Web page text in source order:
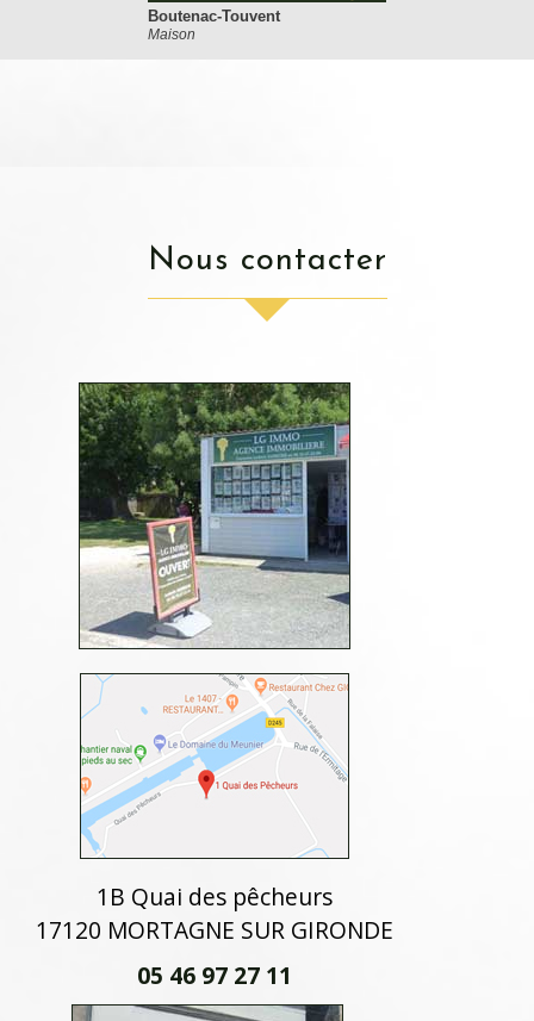
Boutenac-Touvent
Maison
nous contacter
1B Quai des pêcheurs
17120 MORTAGNE SUR GIRONDE
05 46 97 27 11